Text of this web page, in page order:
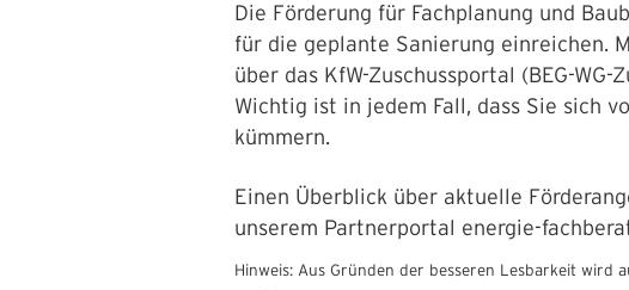
Die Förderung für Fachplanung und
für die geplante Sanierung einreichen.
über das KfW-Zuschussportal (BEG-WG-
Wichtig ist in jedem Fall, dass Sie sich
kümmern.
Einen Überblick über aktuelle
unserem Partnerportal energie-
Hinweis: Aus Gründen der besseren Lesbarkeit